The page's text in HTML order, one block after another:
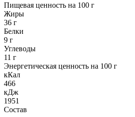
Пищевая ценность на 100 г
Жиры
36 г
Белки
9 г
Углеводы
11 г
Энергетическая ценность на 100 г
кКал
466
кДж
1951
Состав